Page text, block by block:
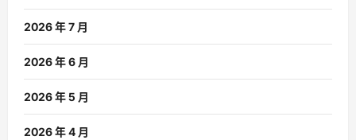
2026 年 7 月
2026 年 6 月
2026 年 5 月
2026 年 4 月